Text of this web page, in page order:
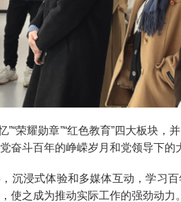
荣耀勋章”“红色教育”四大板块，
奋斗百年的峥嵘岁月和党领导下的
浸式体验和多媒体互动，学习百
使之成为推动实际工作的强劲动力。